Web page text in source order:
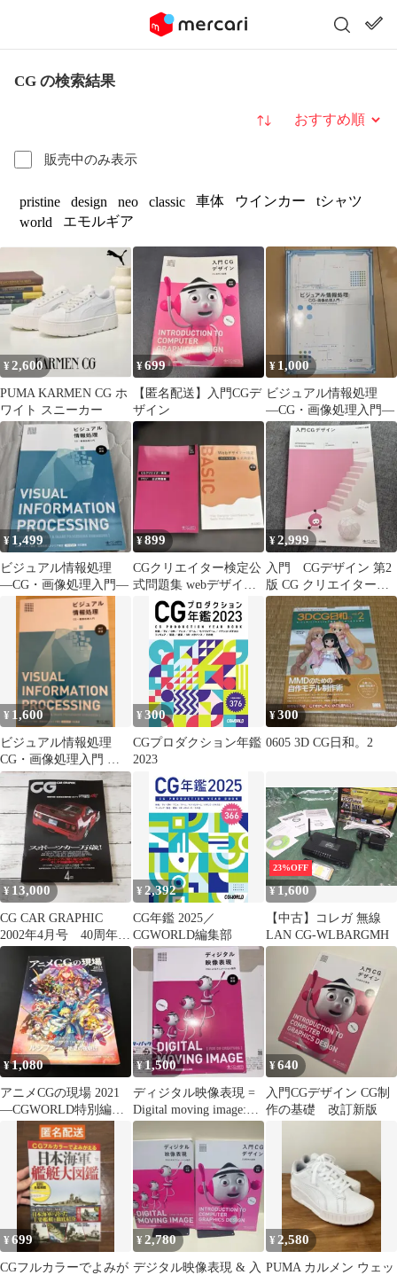
CG の検索結果
販売中のみ表示
並び替え
pristine design neo classic 車体 ウインカー
tシャツ
world
エモルギア
¥2,600
PUMA KARMEN CG ホ
ワイト スニーカー
¥699
【匿名配送】入門CGデ
ザイン
¥ 1,000
ビジュアル情報処理
―CG・画像処理入門―
¥ 1,499
ビジュアル情報処理
―CG・画像処理入門―
¥899
CGクリエイター検定公
式問題集 webデザイナ
ー検定ベーシック
¥2,999
入門 CGデザイン 第2
版 CG クリエイター検
定対応
¥ 1,600
ビジュアル情報処理
CG・画像処理入門 改
訂新版
¥300
CGプロダクション年鑑
2023
¥300
0605 3D CG日和。2
¥ 13,000
CG CAR GRAPHIC
2002年4月号 40周年記
念号
¥ 2,392
CG年鑑 2025／
CGWORLD編集部
23%OFF
¥1,600
【中古】コレガ 無線
LAN CG-WLBARGMH
¥1,080
アニメCGの現場 2021
―CGWORLD特別編集
版― z4
¥1,500
ディジタル映像表現 =
Digital moving image:
CGによる…
¥640
入門CGデザイン CG制
作の基礎 改訂新版
¥699
CGフルカラーでよみが
¥2,780
デジタル映像表現 & 入
¥ 2,580
PUMA カルメン ウェッ